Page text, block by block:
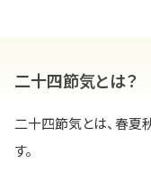
二十四節気とは？
二十四節気とは、春夏
す。